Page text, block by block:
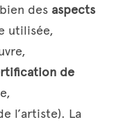
des aspects
utilisée,
de
l’artiste). La